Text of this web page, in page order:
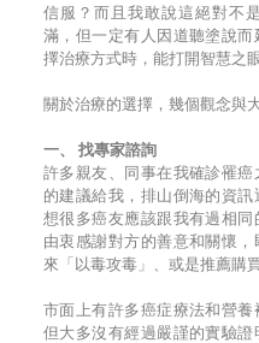
信服？而且我敢說這絕對不
滿，但一定有人因道聽塗說
擇治療方式時，能打開智慧之
關於治療的選擇，幾個觀念與
一、 找專家諮詢
許多親友、同事在我確診罹
的建議給我，排山倒海的資
想很多癌友應該跟我有過相
由衷感謝對方的善意和關懷
來「以毒攻毒」、或是推薦購
市面上有許多癌症療法和營養
但大多沒有經過嚴謹的實驗